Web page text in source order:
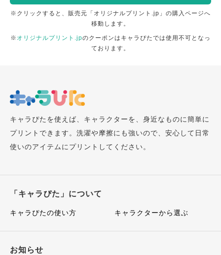
※クリックすると、販売元「オリジナルプリント.jp」の購入ページへ
移動します。
※ オリジナルプリント.jpのクーポンはキャラぴたでは使用不可となっ
ております。
キャラぴたを使えば、キャラクターを、身近なものに簡単に
プリントできます。洗濯や摩擦にも強いので、安心して日常
使いのアイテムにプリントしてください。
「キャラぴた」について
キャラぴたの使い方 キャラクターから選ぶ
お知らせ